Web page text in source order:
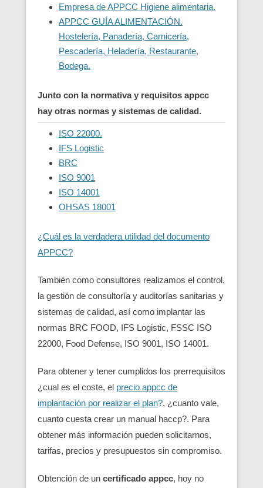
Empresa de APPCC Higiene alimentaria.
APPCC GUÍA ALIMENTACIÓN.
Hostelería, Panadería, Carnicería,
Pescadería, Heladería, Restaurante,
Bodega.
Junto con la normativa y requisitos appcc
hay otras normas y sistemas de calidad.
ISO 22000.
IFS Logistic
BRC
ISO 9001
ISO 14001
OHSAS 18001
¿Cuál es la verdadera utilidad del documento
APPCC?
También como consultores realizamos el control,
la gestión de consultoría y auditorías sanitarias y
sistemas de calidad, así como implantar las
normas BRC FOOD, IFS Logistic, FSSC ISO
22000, Food Defense, ISO 9001, ISO 14001.
Para obtener y tener cumplidos los prerrequisitos
¿cual es el coste, el precio appcc de
implantación por realizar el plan?, ¿cuanto vale,
cuanto cuesta crear un manual haccp?. Para
obtener más información pueden solicitarnos,
tarifas, precios y presupuestos sin compromiso.
Obtención de un certificado appcc, hoy no